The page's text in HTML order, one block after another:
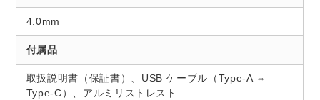
4.0mm
付属品
取扱説明書（保証書）、USB ケーブル（Type-A ⇔
Type-C）、アルミリストレスト